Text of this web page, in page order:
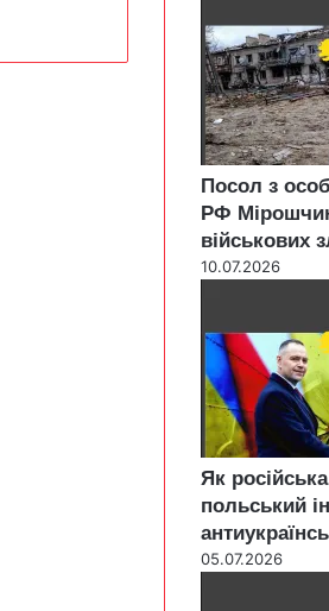
Посол з
РФ
військових
10.07.2026
Як
польський
05.07.2026